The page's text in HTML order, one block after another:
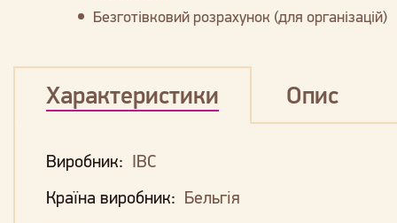
Безготівковий розрахунок (для організацій)
Характеристики Опис
Виробник: IBC
Країна виробник: Бельгія